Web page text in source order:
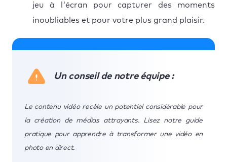
jeu à l'écran pour capturer des moments
inoubliables et pour votre plus grand plaisir.
Un conseil de notre équipe :
Le contenu vidéo recèle un potentiel considérable pour
la création de médias attrayants. Lisez notre guide
pratique pour apprendre à transformer une vidéo en
photo en direct.